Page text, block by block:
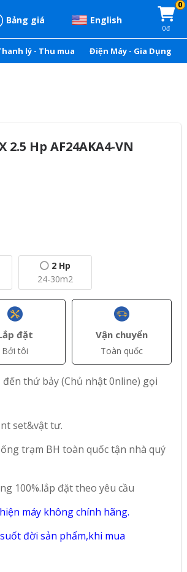
Bảng giá English
0
0đ
lý - Thu mua Điện Máy - Gia Dụng
Inverter
66
+ Thêm
Nagakawa NP-
suất 10HP
Hp AF24AKA4-VN
2 Hp
24-30m2
đặt
Bởi tôi
Vận chuyển
Toàn quốc
thứ bảy (Chủ nhật 0nline) gọi
set&vật tư.
trạm BH toàn quốc tận nhà quý
100%.lắp đặt theo yêu cầu
máy không chính hãng.
đời sản phẩm,khi mua